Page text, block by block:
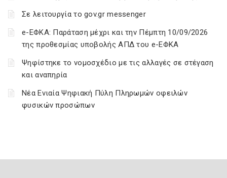
Σε λειτουργία το gov.gr messenger
e-ΕΦΚΑ: Παράταση μέχρι και την Πέμπτη 10/09/2026
της προθεσμίας υποβολής ΑΠΔ του e-ΕΦΚΑ
Ψηφίστηκε το νομοσχέδιο με τις αλλαγές σε στέγαση
και αναπηρία
Νέα Ενιαία Ψηφιακή Πύλη Πληρωμών οφειλών
φυσικών προσώπων